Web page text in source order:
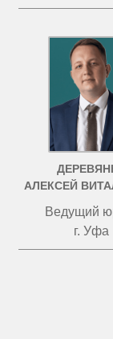
АЛЕКСЕЙ
Ведущий
г. Уфа